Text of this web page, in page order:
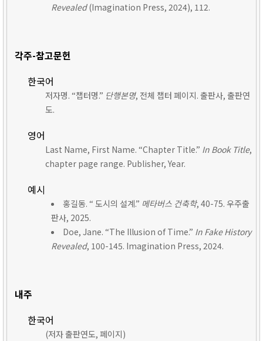
Revealed(Imagination Press, 2024), 112.
각주-참고문헌
한국어
저자명. “챕터명.” 단행본명, 전체 챕터 페이지. 출판사, 출판연
도.
영어
Last Name, First Name. “Chapter Title.” In Book Title,
chapter page range. Publisher, Year.
예시
홍길동. “ 도시의 설계.” 메타버스 건축학, 40-75. 우주출
판사, 2025.
Doe, Jane. “The Illusion of Time.” In Fake History
Revealed, 100-145. Imagination Press, 2024.
내주
한국어
(저자 출판연도, 페이지)